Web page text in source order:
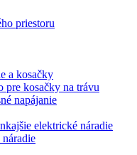
priestoru
a kosačky
pre kosačky na trávu
napájanie
elektrické náradie